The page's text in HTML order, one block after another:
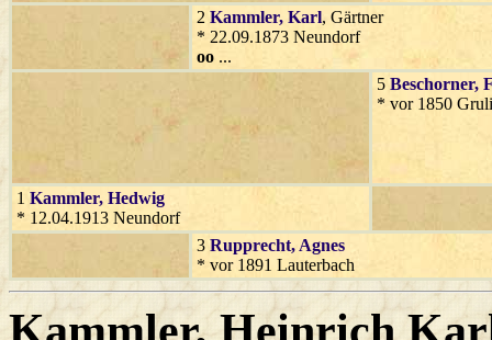
2 Kammler, Karl, Gärtner
* 22.09.1873 Neundorf
oo ...
5 Beschorner,
* vor 1850
1 Kammler, Hedwig
* 12.04.1913 Neundorf
3 Rupprecht, Agnes
* vor 1891 Lauterbach